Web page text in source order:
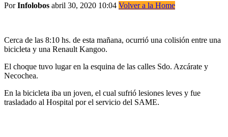
PorInfolobos abril 30, 2020 10:04 Volver a la Home
Cerca de las 8:10 hs. de esta mañana, ocurrió una colisión entre una
bicicleta y una Renault Kangoo.
El choque tuvo lugar en la esquina de las calles Sdo. Azcárate y
Necochea.
En la bicicleta iba un joven, el cual sufrió lesiones leves y fue
trasladado al Hospital por el servicio del SAME.